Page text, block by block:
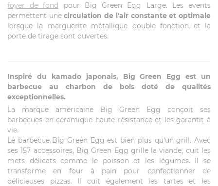
foyer de fond pour Big Green Egg Large. Les events
permettent unecirculation de l'air constante et optimale
lorsque la marguerite métallique double fonction et la
porte de tirage sont ouvertes.
Inspiré du kamado japonais, Big Green Egg est un
barbecue au charbon de bois doté de qualités
exceptionnelles.
La marque américaine Big Green Egg conçoit ses
barbecues en céramique haute résistance et les garantit à
vie.
Le barbecue Big Green Egg est bien plus qu'un grill. Avec
ses 157 accessoires, Big Green Egg grille la viande, cuit les
mets délicats comme le poisson et les légumes. Il se
transforme en four à pain pour confectionner de
délicieuses pizzas. Il cuit également les tartes et les